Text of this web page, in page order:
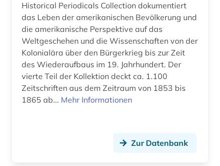
europäisches patentamt (1)
examensfragen (1)
familienname (1)
feminismus (2)
fid anglo-american culture (2)
Historical Periodicals Collection dokumentiert
das Leben der amerikanischen Bevölkerung und
die amerikanische Perspektive auf das
Weltgeschehen und die Wissenschaften von der
Kolonialära über den Bürgerkrieg bis zur Zeit
des Wiederaufbaus im 19. Jahrhundert. Der
vierte Teil der Kollektion deckt ca. 1.100
Zeitschriften aus dem Zeitraum von 1853 bis
1865 ab... Mehr Informationen
Zur Datenbank